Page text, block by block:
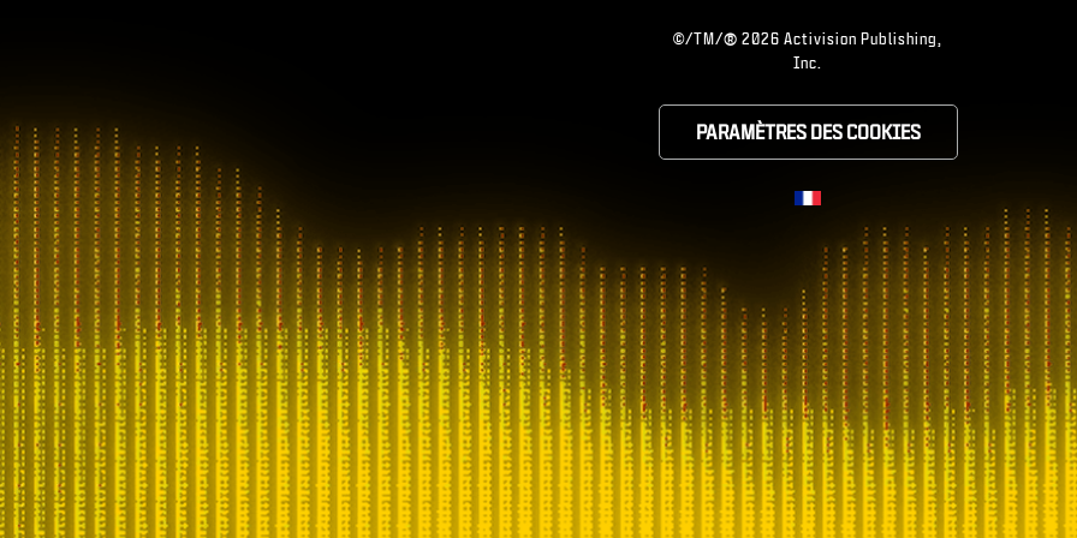
©/TM/® 2026 Activision Publishing,
Inc.
PARAMÈTRES DES COOKIES
CHOOSE YOUR